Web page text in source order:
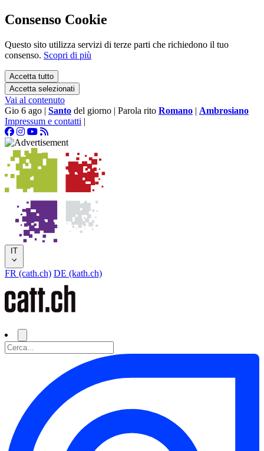
Consenso Cookie
Questo sito utilizza servizi di terze parti che richiedono il tuo
consenso. Scopri di più
Accetta tutto
Accetta selezionati
Vai al contenuto
Gio 6 ago | Santo del giorno | Parola rito Romano | Ambrosiano
Impressum e contatti |
IT
FR (cath.ch) DE (kath.ch)